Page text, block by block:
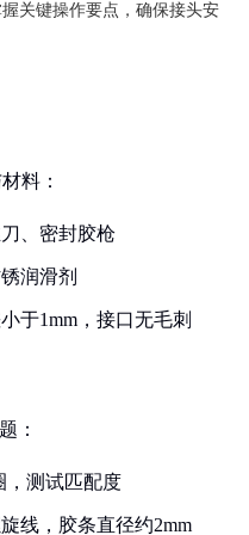
关键操作要点，确保接头安
料：
、密封胶枪
润滑剂
于1mm，接口无毛刺
：
，测试匹配度
线，胶条直径约2mm